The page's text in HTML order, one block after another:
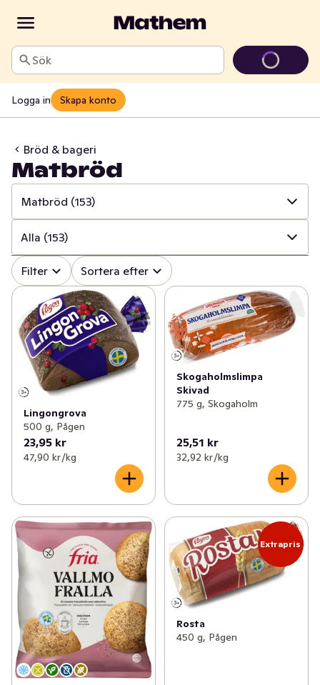
Sök
Logga in Skapa konto
Bröd & bageri
Matbröd
Matbröd (153)
✓ Alla (613)
✓ Matbröd (153)
Knäckebröd & skorpor (103)
✓ Kex & kakor (148)
✓ Kaffebröd & tårtor (112)
✓ Korv- & hamburgerbröd
✓ Tilltugg (48)
✓ Deg & bak
Alla (153)
✓ Alla (153)
Tunnbröd & styckbröd (44)
✓ Ljust bröd (31)
✓ Mörkt & grovt bröd (37)
✓ Surdegsbröd
✓ Grädda hemma
✓ Bageribröd
Fryst grädda hemma (4)
✓ Fryst matbröd (11)
Filter Sortera efter
Lingongrova
500 g, Pågen
23,95 kr
47,90 kr /kg
Skogaholmslimpa
Skivad
775 g, Skogaholm
25,51 kr
32,92 kr /kg
Extrapris
Rosta
450 g, Pågen